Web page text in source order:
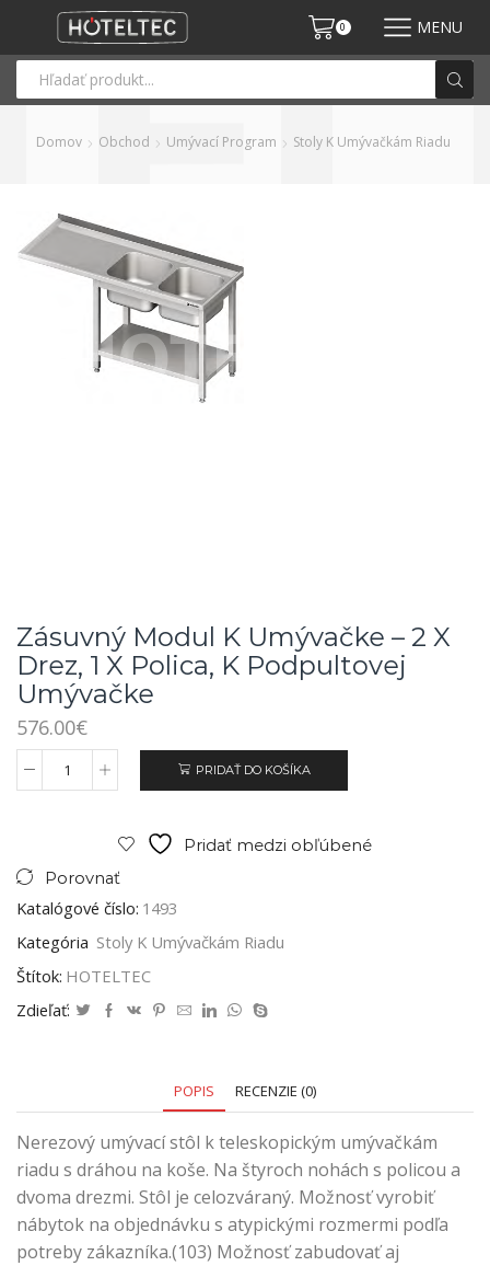
0 MENU
Domov Obchod Umývací Program Stoly K Umývačkám Riadu
Zásuvný Modul K Umývačke – 2 X
Drez, 1 X Polica, K Podpultovej
Umývačke
576.00€
PRIDAŤ DO KOŠÍKA
Pridať medzi obľúbené
Porovnať
Katalógové číslo: 1493
Kategória Stoly K Umývačkám Riadu
Štítok: HOTELTEC
Zdieľať:
POPIS RECENZIE (0)
Nerezový umývací stôl k teleskopickým umývačkám
riadu s dráhou na koše. Na štyroch nohách s policou a
dvoma drezmi. Stôl je celozváraný. Možnosť vyrobiť
nábytok na objednávku s atypickými rozmermi podľa
potreby zákazníka.(103) Možnosť zabudovať aj